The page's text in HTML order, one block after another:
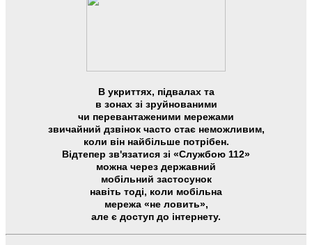
В укриттях, підвалах та
в зонах зі зруйнованими
чи перевантаженими мережами
звичайний дзвінок часто стає неможливим,
коли він найбільше потрібен.
Відтепер зв'язатися зі «Службою 112»
можна через державний
мобільний застосунок
навіть тоді, коли мобільна
мережа «не ловить»,
але є доступ до інтернету.